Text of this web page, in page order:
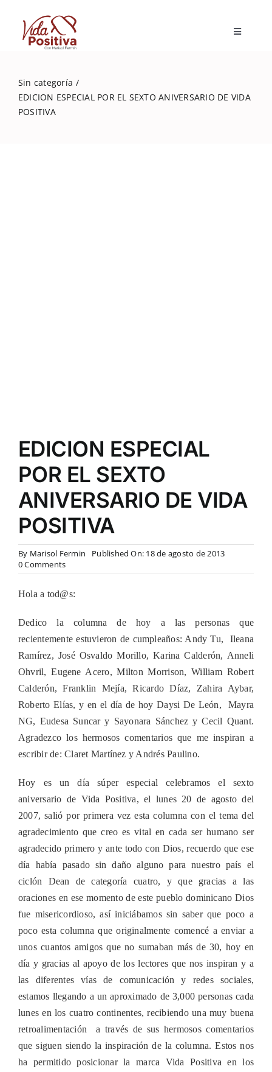
content
Toggle
Blog
Sin categoría
EDICION ESPECIAL POR EL SEXTO ANIVERSARIO DE VIDA
POSITIVA
EDICION ESPECIAL
POR EL SEXTO
ANIVERSARIO DE VIDA
POSITIVA
By Marisol Fermin
Published On: 18 de agosto de 2013
0 Commentson
EDICION
POR
SEXTO
ANIVERSARIO
DE
VIDA
POSITIVA
Hola a tod@s:
Dedico la columna de hoy a las personas que
recientemente estuvieron de cumpleaños: Andy Tu, Ileana
Ramírez, José Osvaldo Morillo, Karina Calderón, Anneli
Ohvril, Eugene Acero, Milton Morrison, William Robert
Calderón, Franklin Mejía, Ricardo Díaz, Zahira Aybar,
Roberto Elías, y en el día de hoy Daysi De León, Mayra
NG, Eudesa Suncar y Sayonara Sánchez y Cecil Quant.
Agradezco los hermosos comentarios que me inspiran a
escribir de: Claret Martínez y Andrés Paulino.
Hoy es un día súper especial celebramos el sexto
aniversario de Vida Positiva, el lunes 20 de agosto del
2007, salió por primera vez esta columna con el tema del
agradecimiento que creo es vital en cada ser humano ser
agradecido primero y ante todo con Dios, recuerdo que ese
día había pasado sin daño alguno para nuestro país el
ciclón Dean de categoría cuatro, y que gracias a las
oraciones en ese momento de este pueblo dominicano Dios
fue misericordioso, así iniciábamos sin saber que poco a
poco esta columna que originalmente comencé a enviar a
unos cuantos amigos que no sumaban más de 30, hoy en
día y gracias al apoyo de los lectores que nos inspiran y a
las diferentes vías de comunicación y redes sociales,
estamos llegando a un aproximado de 3,000 personas cada
lunes en los cuatro continentes, recibiendo una muy buena
retroalimentación a través de sus hermosos comentarios
que siguen siendo la inspiración de la columna. Estos nos
ha permitido posicionar la marca Vida Positiva en los